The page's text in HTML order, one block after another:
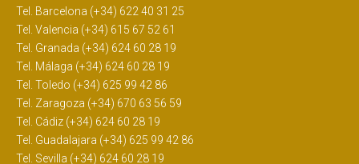
Tel. Barcelona (+34) 622 40 31 25
Tel. Valencia (+34) 615 67 52 61
Tel. Granada (+34) 624 60 28 19
Tel. Málaga (+34) 624 60 28 19
Tel. Toledo (+34) 625 99 42 86
Tel. Zaragoza (+34) 670 63 56 59
Tel. Cádiz (+34) 624 60 28 19
Tel. Guadalajara (+34) 625 99 42 86
Tel. Sevilla (+34) 624 60 28 19